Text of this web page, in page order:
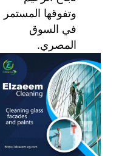
وتفوقها المستمر
في السوق
المصري.